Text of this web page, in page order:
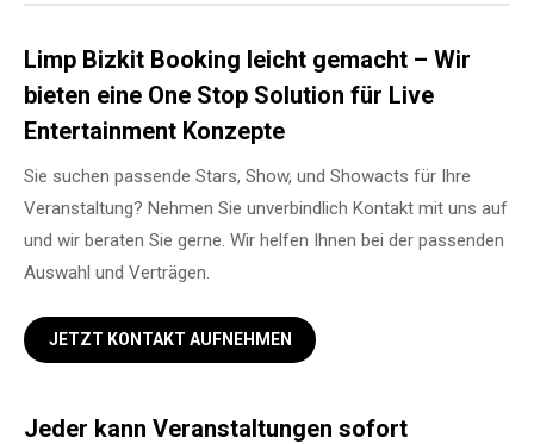
Limp Bizkit Booking leicht gemacht – Wir
bieten eine One Stop Solution für Live
Entertainment Konzepte
Sie suchen passende Stars, Show, und Showacts für Ihre
Veranstaltung? Nehmen Sie unverbindlich Kontakt mit uns auf
und wir beraten Sie gerne. Wir helfen Ihnen bei der passenden
Auswahl und Verträgen.
JETZT KONTAKT AUFNEHMEN
Jeder kann Veranstaltungen sofort